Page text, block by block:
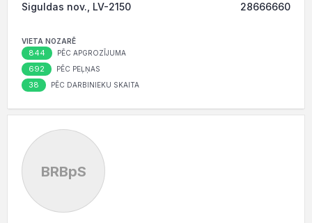
Siguldas nov., LV-2150
28666660
VIETA NOZARĒ
844 PĒC APGROZĪJUMA
692 PĒC PEĻŅAS
38 PĒC DARBINIEKU SKAITA
BRBpS